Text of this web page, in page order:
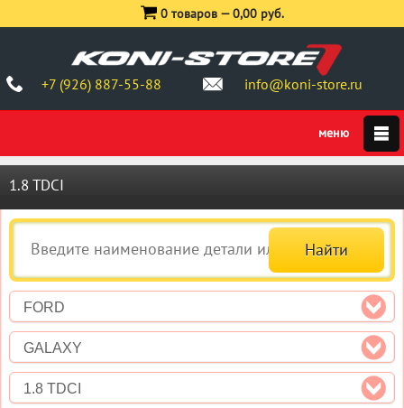
+7 (926) 887-55-88 info@koni-store.ru
0 товаров —0,00 руб.
1.8 TDCI
FORD
GALAXY
1.8 TDCI